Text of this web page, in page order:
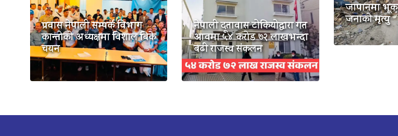
प्रवास नेपाली सम्पर्क विभाग
कान्तोको अध्यक्षमा विशाल बिके
चयन
नेपाली दूतावास टोकियोद्वारा गत
आवमा ५४ करोड ७२ लाखभन्दा
बढी राजस्व संकलन
जापानमा
जनाको मृत्यु